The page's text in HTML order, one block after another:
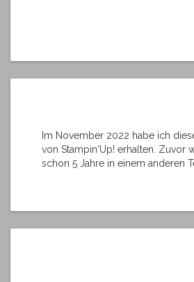
Im November 2022 habe ich
von Stampin'Up! erhalten. Zuvor
schon 5 Jahre in einem anderen